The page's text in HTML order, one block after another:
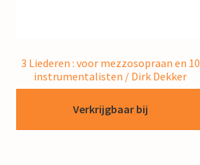
3 Liederen : voor mezzosopraan en 10
instrumentalisten / Dirk Dekker
Verkrijgbaar bij